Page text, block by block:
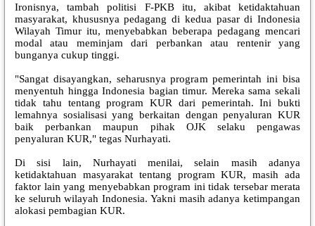
Ironisnya, tambah politisi F-PKB itu, akibat ketidaktahuan
masyarakat, khususnya pedagang di kedua pasar di Indonesia
Wilayah Timur itu, menyebabkan beberapa pedagang mencari
modal atau meminjam dari perbankan atau rentenir yang
bunganya cukup tinggi.
"Sangat disayangkan, seharusnya program pemerintah ini bisa
menyentuh hingga Indonesia bagian timur. Mereka sama sekali
tidak tahu tentang program KUR dari pemerintah. Ini bukti
lemahnya sosialisasi yang berkaitan dengan penyaluran KUR
baik perbankan maupun pihak OJK selaku pengawas
penyaluran KUR," tegas Nurhayati.
Di sisi lain, Nurhayati menilai, selain masih adanya
ketidaktahuan masyarakat tentang program KUR, masih ada
faktor lain yang menyebabkan program ini tidak tersebar merata
ke seluruh wilayah Indonesia. Yakni masih adanya ketimpangan
alokasi pembagian KUR.